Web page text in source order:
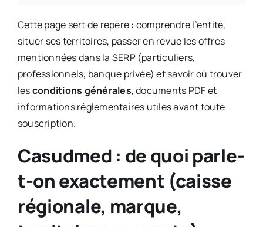
Cette page sert de repère : comprendre l’entité,
situer ses territoires, passer en revue les offres
mentionnées dans la SERP (particuliers,
professionnels, banque privée) et savoir où trouver
lesconditions générales, documents PDF et
informations réglementaires utiles avant toute
souscription.
Casudmed : de quoi parle-
t-on exactement (caisse
régionale, marque,